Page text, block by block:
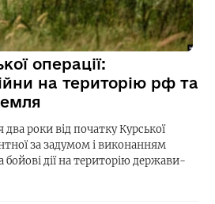
операції:
на територію рф та
роки від початку Курської
за задумом і виконанням
бойові дії на територію держави-